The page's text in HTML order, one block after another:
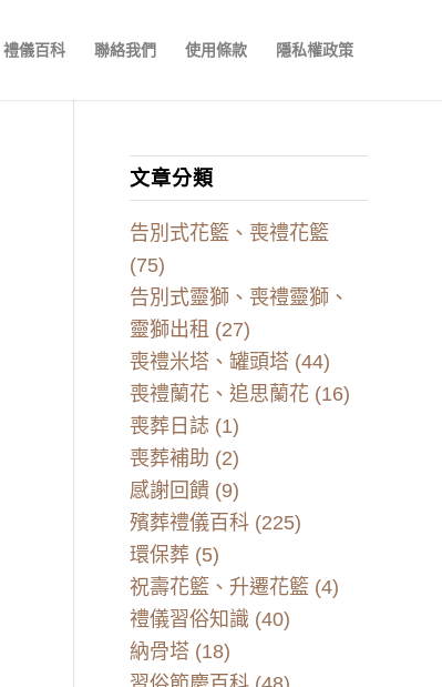
禮儀百科 聯絡我們 使用條款 隱私權政策
文章分類
告別式花籃、喪禮花籃
(75)
告別式靈獅、喪禮靈獅、
靈獅出租 (27)
喪禮米塔、罐頭塔 (44)
喪禮蘭花、追思蘭花(16)
喪葬日誌 (1)
喪葬補助 (2)
感謝回饋(9)
殯葬禮儀百科(225)
環保葬(5)
祝壽花籃、升遷花籃 (4)
禮儀習俗知識 (40)
納骨塔 (18)